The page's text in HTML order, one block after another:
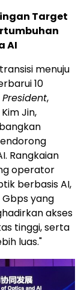
Target
AI
menuju
10
,
Jin,
Rangkaian
operator
berbasis AI,
yang
akses
tinggi, serta
luas."